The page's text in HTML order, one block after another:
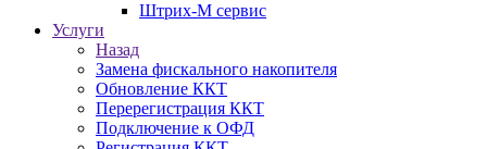
Штрих-М сервис
Услуги
Назад
Замена фискального накопителя
Обновление ККТ
Перерегистрация ККТ
Подключение к ОФД